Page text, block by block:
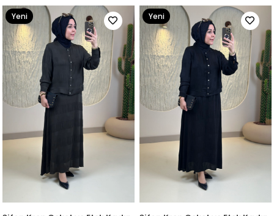
Yeni
Ürün
Yeni
Ürün